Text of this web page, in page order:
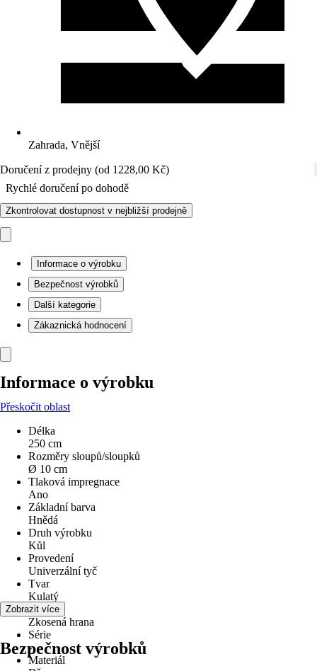
Zahrada, Vnější
Doručení z prodejny (od 1228,00 Kč)
Rychlé doručení po dohodě
Zkontrolovat dostupnost v nejbližší prodejně
Informace o výrobku
Bezpečnost výrobků
Další kategorie
Zákaznická hodnocení
Informace o výrobku
Přeskočit oblast
Délka
250 cm
Rozměry sloupů/sloupků
Ø 10 cm
Tlaková impregnace
Ano
Základní barva
Hnědá
Druh výrobku
Kůl
Provedení
Univerzální tyč
Tvar
Kulatý
Vzhled
Zkosená hrana
Série
-
Materiál
Zobrazit více
Bezpečnost výrobků